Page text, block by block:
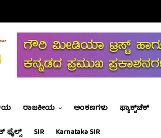
ರಾಜಕೀಯ ಅಂಕಣಗಳು ಫ್ಯಾಕ್ಟ್‌ಚೆಕ್
ಫೈಲ್ಸ್ SIR Karnataka SIR